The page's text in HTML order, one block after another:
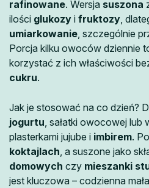
rafinowane. Wersja suszona
ilości glukozy i fruktozy ,
umiarkowanie , szczególnie
Porcja kilku owoców dziennie
korzystać z ich właściwości
cukru.
Jak je stosować na co dzień?
jogurtu , sałatki owocowej
plasterkami jujube i imbirem.
koktajlach , a suszone jako
domowych czy mieszanki
jest kluczowa – codzienna